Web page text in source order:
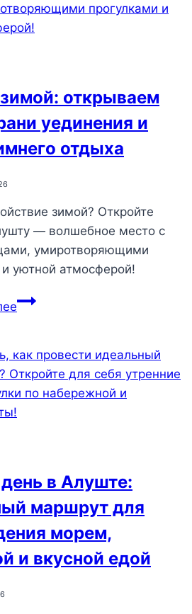
идеальный
маршрут
день,
который
подарит
незабываемые
открываем
уединения и
отдыха
зимой? Откройте
— волшебное место с
умиротворяющими
и уютной атмосферой!
Алушта
новые
грани
уединения
и
в Алуште:
маршрут для
морем,
и вкусной едой